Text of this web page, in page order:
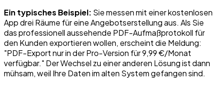
Ein typisches Beispiel: Sie messen mit einer kostenlosen
App drei Räume für eine Angebotserstellung aus. Als Sie
das professionell aussehende PDF-Aufmaßprotokoll für
den Kunden exportieren wollen, erscheint die Meldung:
"PDF-Export nur in der Pro-Version für 9,99 €/Monat
verfügbar." Der Wechsel zu einer anderen Lösung ist dann
mühsam, weil Ihre Daten im alten System gefangen sind.